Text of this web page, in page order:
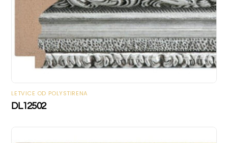
LETVICE OD POLYSTIRENA
DL12502